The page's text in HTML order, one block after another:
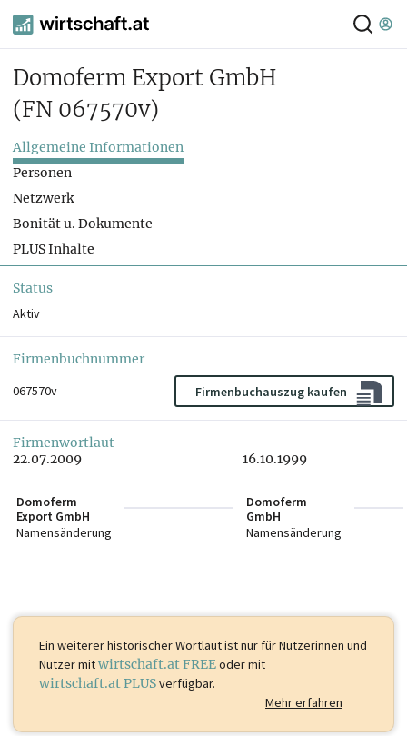
Domoferm Export GmbH
(FN 067570v)
Allgemeine Informationen
Personen
Netzwerk
Bonität u. Dokumente
PLUS Inhalte
Status
Aktiv
Firmenbuchnummer
067570v
Firmenbuchauszug kaufen
Firmenwortlaut
22.07.2009
Domoferm
Export GmbH
Namensänderung
16.10.1999
Domoferm
GmbH
Namensänderung
Ein weiterer historischer Wortlaut istnur für Nutzerinnen und
Nutzer mitwirtschaft.at FREEoder mit
wirtschaft.at PLUSverfügbar.
Mehr erfahren